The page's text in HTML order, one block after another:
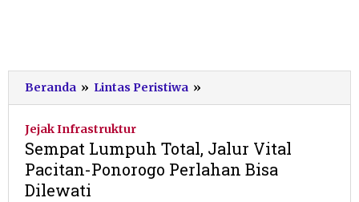
Beranda » Lintas Peristiwa »
Lumpuh
Vital
Pacitan-
Jejak Infrastruktur
Sempat Lumpuh Total, Jalur Vital
Pacitan-Ponorogo Perlahan Bisa
Dilewati